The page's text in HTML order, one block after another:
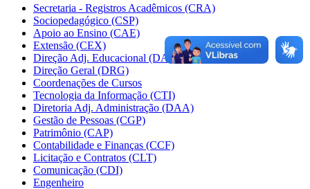
Secretaria - Registros Acadêmicos (CRA)
Sociopedagógico (CSP)
Apoio ao Ensino (CAE)
Extensão (CEX)
Direção Adj. Educacional (DAE)
Direção Geral (DRG)
Coordenações de Cursos
Tecnologia da Informação (CTI)
Diretoria Adj. Administração (DAA)
Gestão de Pessoas (CGP)
Patrimônio (CAP)
Contabilidade e Finanças (CCF)
Licitação e Contratos (CLT)
Comunicação (CDI)
Engenheiro